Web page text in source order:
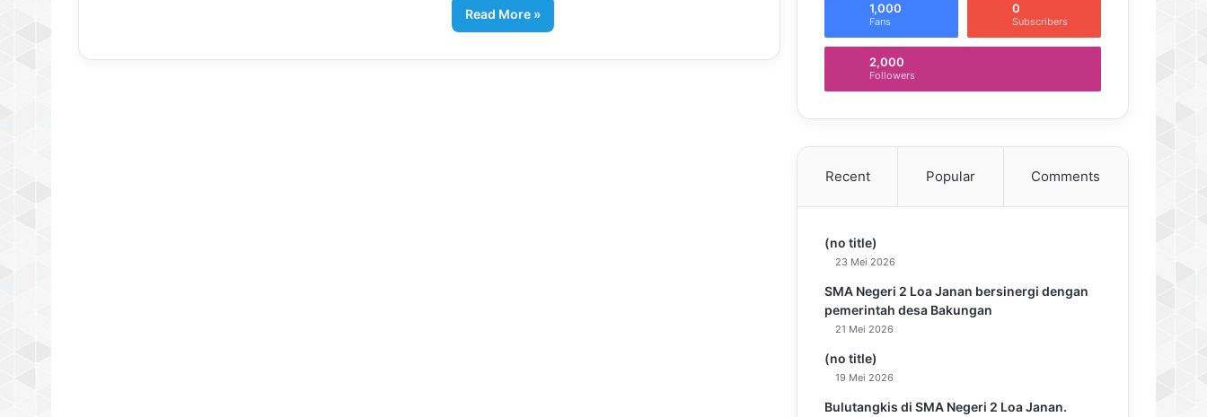
Read More » 1,000
Fans
0
Subscribers
2,000
Followers
Recent Popular Comments
(no title)
23 Mei 2026
SMA Negeri 2 Loa Janan bersinergi dengan
pemerintah desa Bakungan
21 Mei 2026
(no title)
19 Mei 2026
Bulutangkis di SMA Negeri 2 Loa Janan.